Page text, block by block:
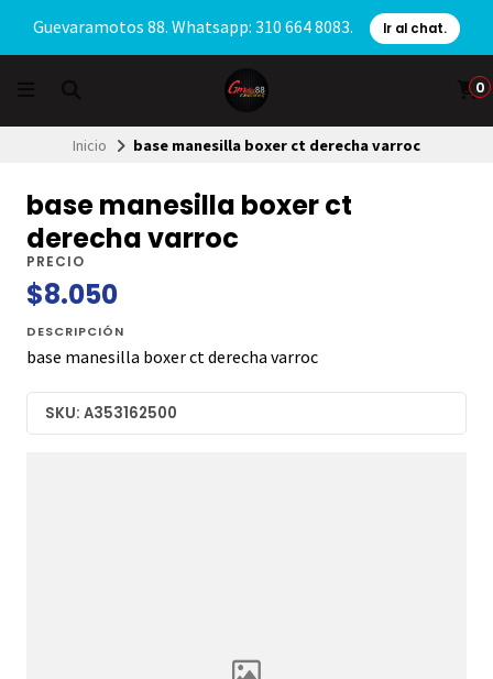
Guevaramotos 88. Whatsapp: 310 664 8083. Ir al chat.
0
Inicio base manesilla boxer ct derecha varroc
base manesilla boxer ct
derecha varroc
PRECIO
$8.050
DESCRIPCIÓN
base manesilla boxer ct derecha varroc
SKU: A353162500